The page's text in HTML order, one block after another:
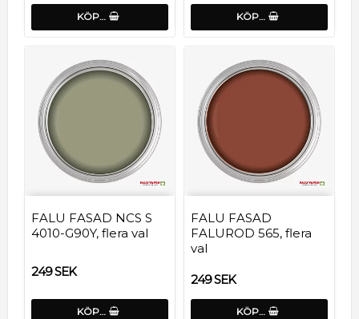
KÖP… KÖP…
FALU FASAD NCS S
4010-G90Y, flera val
249 SEK
KÖP…
FALU FASAD
FALUROD 565, flera
val
249 SEK
KÖP…